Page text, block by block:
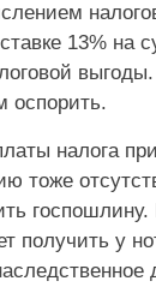
13% на
оспорить.
налога
тоже
получить у